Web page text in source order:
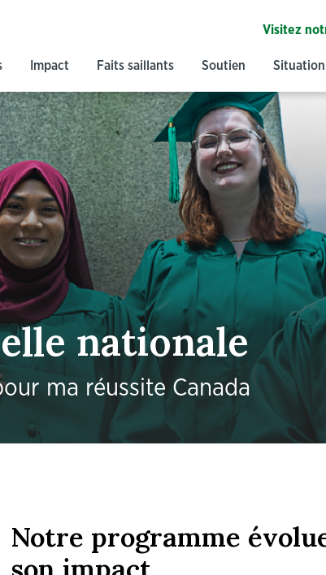
Visitez
Impact Faits saillants Soutien
nationale
ma réussite Canada
Notre programme